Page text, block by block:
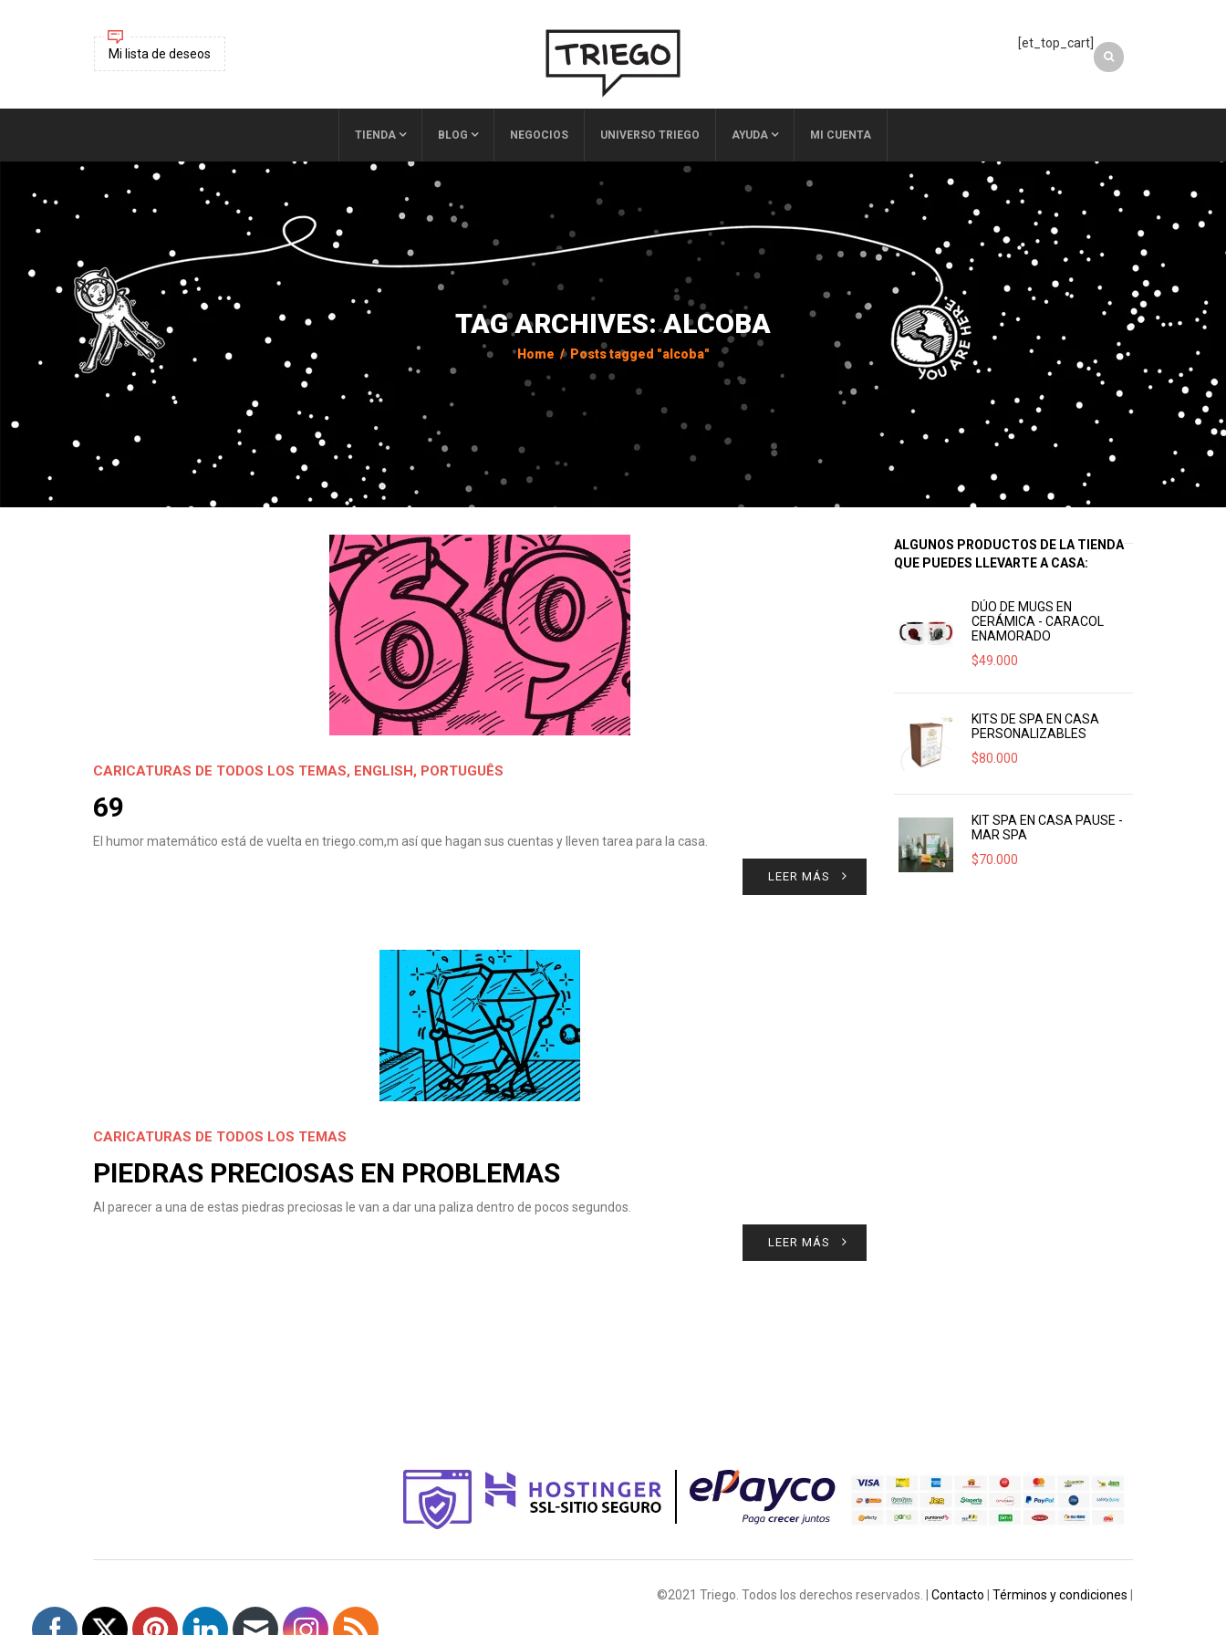
Mi lista de deseos
[et_top_cart]
TIENDA BLOG NEGOCIOS UNIVERSO TRIEGO AYUDA MI CUENTA
TAG ARCHIVES: ALCOBA
Home / Posts tagged "alcoba"
CARICATURAS DE TODOS LOS TEMAS, ENGLISH, PORTUGUÊS
69
El humor matemático está de vuelta en triego.com,m así que hagan sus cuentas y lleven tarea para la casa.
LEER MÁS
CARICATURAS DE TODOS LOS TEMAS
PIEDRAS PRECIOSAS EN PROBLEMAS
Al parecer a una de estas piedras preciosas le van a dar una paliza dentro de pocos segundos.
LEER MÁS
ALGUNOS PRODUCTOS DE LA TIENDA
QUE PUEDES LLEVARTE A CASA:
DÚO DE MUGS EN
CERÁMICA - CARACOL
ENAMORADO
$49.000
KITS DE SPA EN CASA
PERSONALIZABLES
$80.000
KIT SPA EN CASA PAUSE -
MAR SPA
$70.000
©2021 Triego. Todos los derechos reservados. | Contacto Términos y condiciones